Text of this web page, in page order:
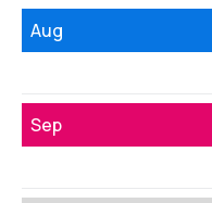
Aug
Sep